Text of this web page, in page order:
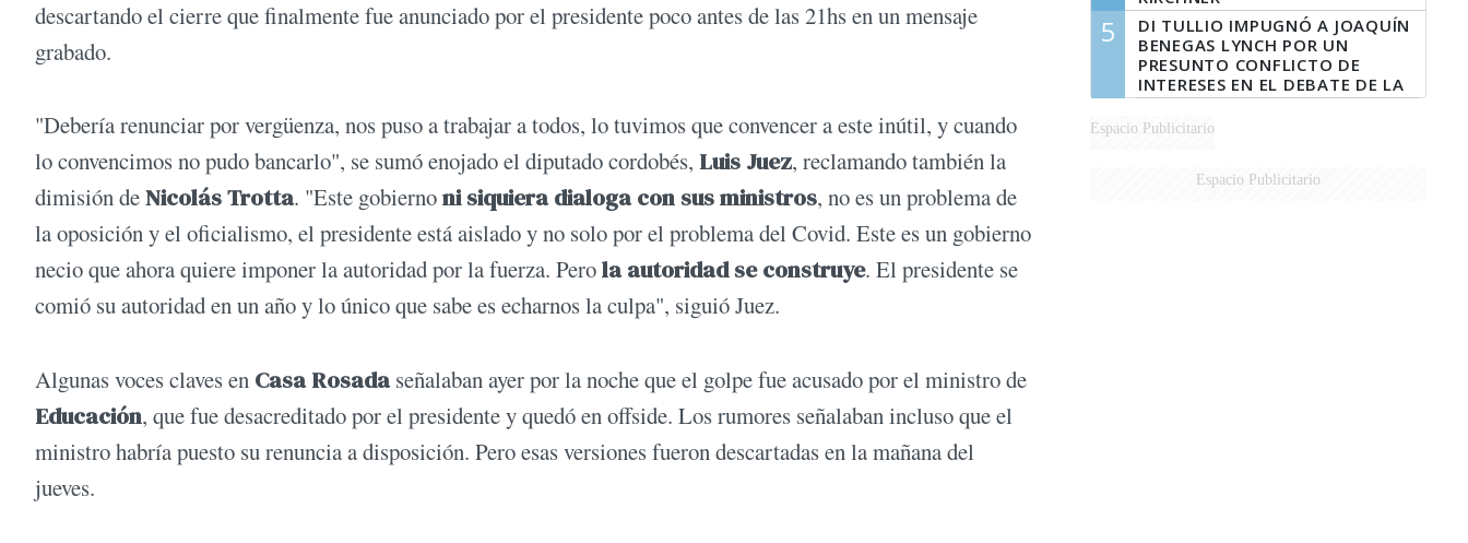
descartando el cierre que finalmente fue anunciado por el presidente poco antes de las 21hs en un mensaje
grabado.
"Debería renunciar por vergüenza, nos puso a trabajar a todos, lo tuvimos que convencer a este inútil, y cuando
lo convencimos no pudo bancarlo", se sumó enojado el diputado cordobés, Luis Juez, reclamando también la
dimisión deNicolás Trotta. "Este gobiernoni siquiera dialoga con sus ministros, no es un problema de
la oposición y el oficialismo, el presidente está aislado y no solo por el problema del Covid. Este es un gobierno
necio que ahora quiere imponer la autoridad por la fuerza. Perola autoridad se construye. El presidente se
comió su autoridad en un año y lo único que sabe es echarnos la culpa", siguió Juez.
Algunas voces claves en Casa Rosadaseñalaban ayer por la noche que el golpe fue acusado por el ministro de
Educación, que fue desacreditado por el presidente y quedó en offside. Los rumores señalaban incluso que el
ministro habría puesto su renuncia a disposición. Pero esas versiones fueron descartadas en la mañana del
jueves.
5
DI TULLIO IMPUGNÓ A JOAQUÍN
BENEGAS LYNCH POR UN
PRESUNTO CONFLICTO DE
INTERESES EN EL DEBATE DE LA
LEY DE TIERRAS
Espacio Publicitario
Espacio Publicitario